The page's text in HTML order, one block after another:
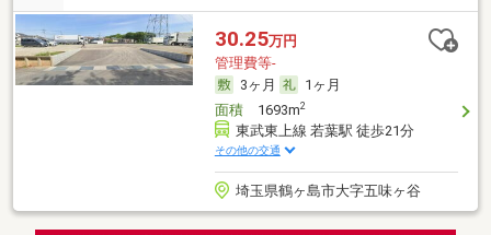
30.25万円
管理費等-
3ヶ月
1ヶ月
面積1693m2
東武東上線 若葉駅 徒歩21分
その他の交通
埼玉県鶴ヶ島市大字五味ヶ谷